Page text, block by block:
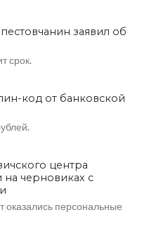
заявил об
срок.
код от банковской
центра
черновиках с
оказались персональные